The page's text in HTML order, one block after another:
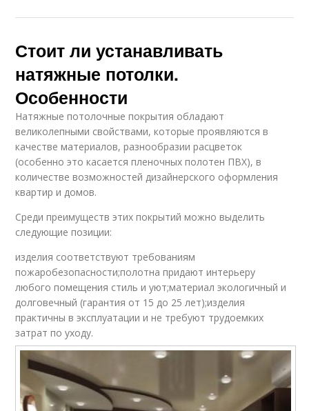
Стоит ли устанавливать
натяжные потолки.
Особенности
Натяжные потолочные покрытия обладают
великолепными свойствами, которые проявляются в
качестве материалов, разнообразии расцветок
(особенно это касается пленочных полотен ПВХ), в
количестве возможностей дизайнерского оформления
квартир и домов.
Среди преимуществ этих покрытий можно выделить
следующие позиции:
изделия соответствуют требованиям
пожаробезопасности;полотна придают интерьеру
любого помещения стиль и уют;материал экологичный и
долговечный (гарантия от 15 до 25 лет);изделия
практичны в эксплуатации и не требуют трудоемких
затрат по уходу.